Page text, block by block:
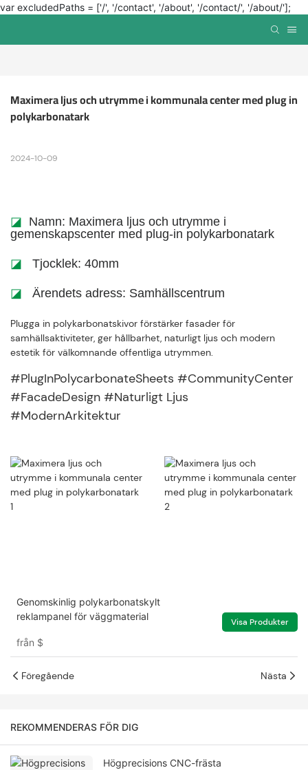
var excludedPaths = ['/', '/contact', '/about', '/contact/', '/about/'];
Maximera ljus och utrymme i kommunala center med plug in
polykarbonatark
2024-10-09
◪ Namn: Maximera ljus och utrymme i
gemenskapscenter med plug-in polykarbonatark
◪ Tjocklek: 40mm
◪ Ärendets adress: Samhällscentrum
Plugga in polykarbonatskivor förstärker fasader för
samhällsaktiviteter, ger hållbarhet, naturligt ljus och modern
estetik för välkomnande offentliga utrymmen.
#PlugInPolycarbonateSheets #CommunityCenter
#FacadeDesign #Naturligt Ljus
#ModernArkitektur
Genomskinlig polykarbonatskylt
reklampanel för väggmaterial
från $
Visa Produkter
Föregående Nästa
REKOMMENDERAS FÖR DIG
Högprecisions CNC-frästa